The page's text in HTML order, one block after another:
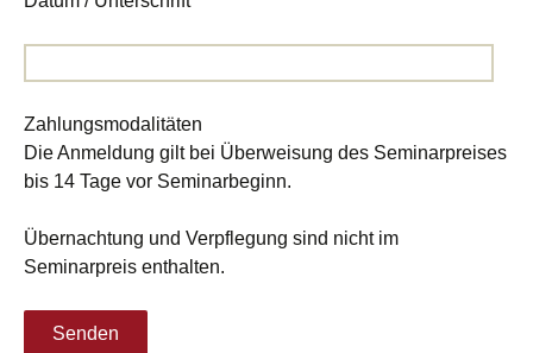
Zahlungsmodalitäten
Die Anmeldung gilt bei Überweisung des Seminarpreises
bis 14 Tage vor Seminarbeginn.
Übernachtung und Verpflegung sind nicht im
Seminarpreis enthalten.